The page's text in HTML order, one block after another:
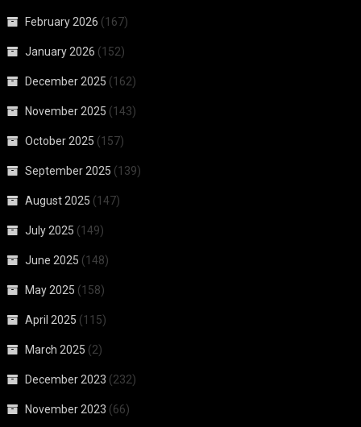
February 2026 (167)
January 2026 (152)
December 2025 (162)
November 2025 (143)
October 2025 (157)
September 2025 (139)
August 2025 (147)
July 2025 (149)
June 2025 (148)
May 2025 (158)
April 2025 (115)
March 2025 (2)
December 2023 (232)
November 2023 (66)